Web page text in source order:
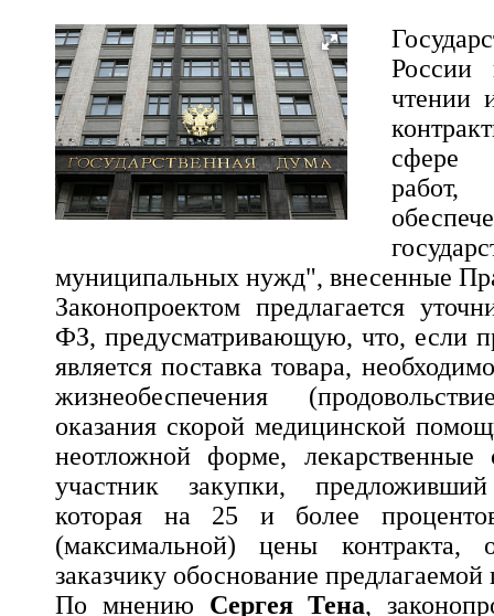
России
чтении
сфере
муниципальных нужд", внесенные
Законопроектом предлагается
ФЗ, предусматривающую, что, если
является поставка товара,
жизнеобеспечения
оказания скорой медицинской
неотложной форме, лекарственные
участник закупки,
которая на 25 и более
(максимальной) цены контракта,
заказчику обоснование
По мнению Сергея Тена,